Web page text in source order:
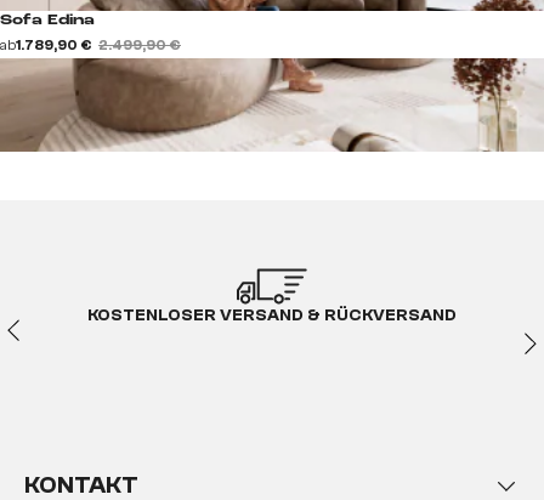
Sofa Edina
ab1.789,90 € 2.499,90 €
KOSTENLOSER VERSAND & RÜCKVERSAND
KONTAKT